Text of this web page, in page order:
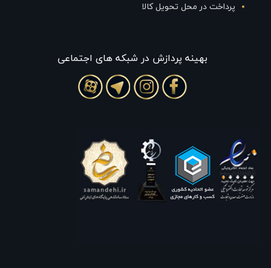
پرداخت در محل تحویل کالا
بهينه پردازش در شبکه های اجتماعی